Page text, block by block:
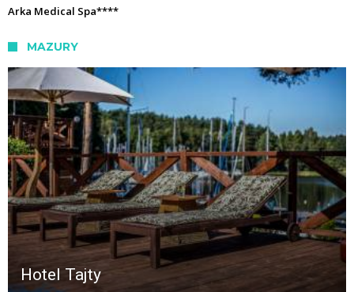
Arka Medical Spa****
MAZURY
Hotel Tajty